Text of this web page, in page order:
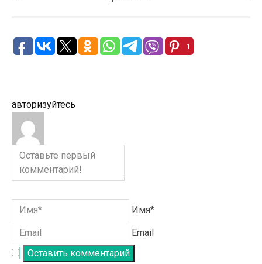
1
авторизуйтесь
Имя*
Email